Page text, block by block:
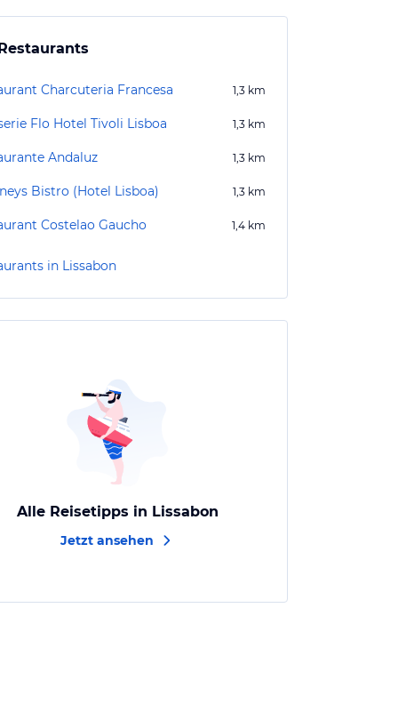
Charcuteria Francesa 1,3 km
Flo Hotel Tivoli Lisboa 1,3 km
Andaluz 1,3 km
Bistro (Hotel Lisboa) 1,3 km
Costelao Gaucho 1,4 km
in Lissabon
Alle Reisetipps in Lissabon
Jetzt ansehen